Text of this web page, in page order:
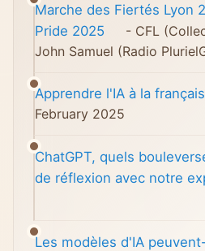
Marche des Fiertés Lyon
Pride 2025
- CFL
John Samuel (Radio
Apprendre l'IA à la
February 2025
ChatGPT, quels
de réflexion avec notre
Les modèles d'IA